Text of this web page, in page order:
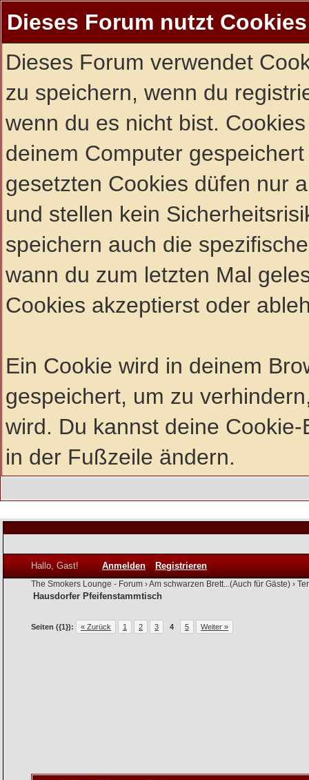
Dieses Forum nutzt Cookies
Dieses Forum verwendet
zu speichern, wenn du
wenn du es nicht bist.
deinem Computer
gesetzten Cookies düfen nur
und stellen kein
speichern auch die
wann du zum letzten Mal
Cookies akzeptierst oder
Ein Cookie wird in deinem
gespeichert, um zu
wird. Du kannst deine
in der Fußzeile ändern.
Hallo, Gast! Anmelden Registrieren
The Smokers Lounge - Forum ›Am schwarzen Brett...(Auch für Gäste) ›
Hausdorfer Pfeifenstammtisch
Seiten ({1}): « Zurück 1 2 3 4 5 Weiter »